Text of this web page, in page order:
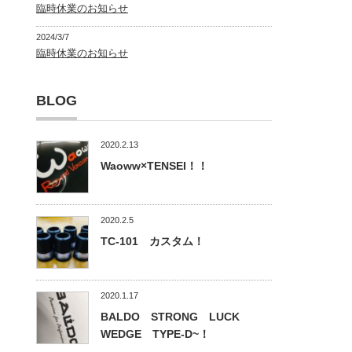
臨時休業のお知らせ
2024/3/7
臨時休業のお知らせ
BLOG
2020.2.13
Waoww×TENSEI！！
2020.2.5
TC-101 カスタム！
2020.1.17
BALDO STRONG LUCK
WEDGE TYPE-D~！